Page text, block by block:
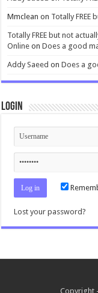
Mmclean on Totally FREE
Totally FREE but not
Online onDoes a good
Addy Saeed onDoes a
Login
Lost your password?
Copyright